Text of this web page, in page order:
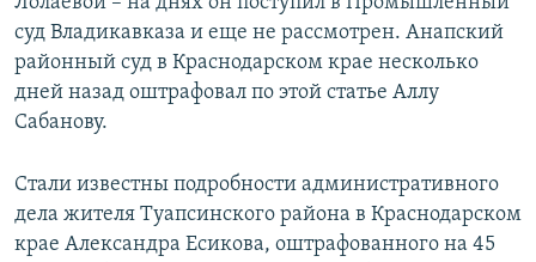
суд Владикавказа и еще не рассмотрен. Анапский
районный суд в Краснодарском крае несколько
дней назад оштрафовал по этой статье Аллу
Сабанову.
Стали известны подробности административного
дела жителя Туапсинского района в Краснодарском
крае Александра Есикова, оштрафованного на 45